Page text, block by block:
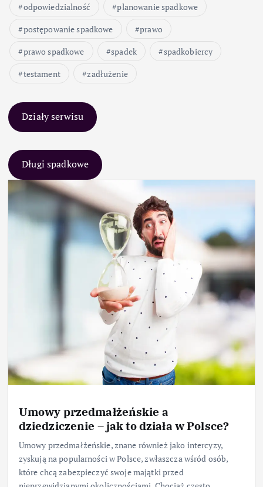
odpowiedzialność
planowanie spadkowe
postępowanie spadkowe
prawo
prawo spadkowe
spadek
spadkobiercy
testament
zadłużenie
Działy serwisu
Długi spadkowe
Umowy przedmałżeńskie a
dziedziczenie – jak to działa w Polsce?
Umowy przedmałżeńskie, znane również jako intercyzy,
zyskują na popularności w Polsce, zwłaszcza wśród osób,
które chcą zabezpieczyć swoje majątki przed